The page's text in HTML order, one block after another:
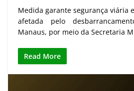
Medida garante segurança viária
afetada pelo
Manaus, por meio da Secretaria
Read More